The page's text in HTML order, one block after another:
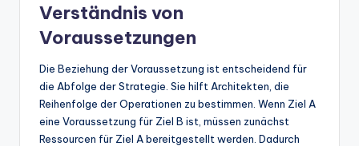
Verständnis von
Voraussetzungen
Die Beziehung der Voraussetzung ist entscheidend für
die Abfolge der Strategie. Sie hilft Architekten, die
Reihenfolge der Operationen zu bestimmen. Wenn Ziel A
eine Voraussetzung für Ziel B ist, müssen zunächst
Ressourcen für Ziel A bereitgestellt werden. Dadurch